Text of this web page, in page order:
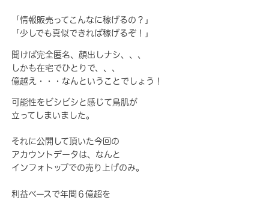
「情報販売ってこんなに稼げるの？」
「少しでも真似できれば稼げるぞ！」
聞けば完全匿名、顔出しナシ、、、
しかも在宅でひとりで、、、
億越え・・・なんということでしょう！
可能性をビシビシと感じて鳥肌が
立ってしまいました。
それに公開して頂いた今回の
アカウントデータは、なんと
インフォトップでの売り上げのみ。
利益ベースで年間６億超を